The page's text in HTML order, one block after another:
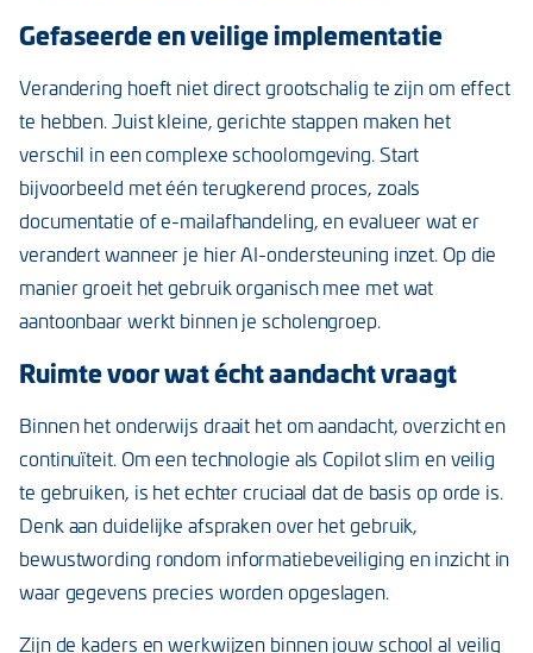
Gefaseerde en veilige implementatie
Verandering hoeft niet direct grootschalig te zijn om effect
te hebben. Juist kleine, gerichte stappen maken het
verschil in een complexe schoolomgeving. Start
bijvoorbeeld met één terugkerend proces, zoals
documentatie of e-mailafhandeling, en evalueer wat er
verandert wanneer je hier AI-ondersteuning inzet. Op die
manier groeit het gebruik organisch mee met wat
aantoonbaar werkt binnen je scholengroep.
Ruimte voor wat écht aandacht vraagt
Binnen het onderwijs draait het om aandacht, overzicht en
continuïteit. Om een technologie als Copilot slim en veilig
te gebruiken, is het echter cruciaal dat de basis op orde is.
Denk aan duidelijke afspraken over het gebruik,
bewustwording rondom informatiebeveiliging en inzicht in
waar gegevens precies worden opgeslagen.
Zijn de kaders en werkwijzen binnen jouw school al veilig